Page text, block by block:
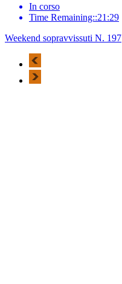
In corso
Time Remaining::21:29
Weekend sopravvissuti N. 197